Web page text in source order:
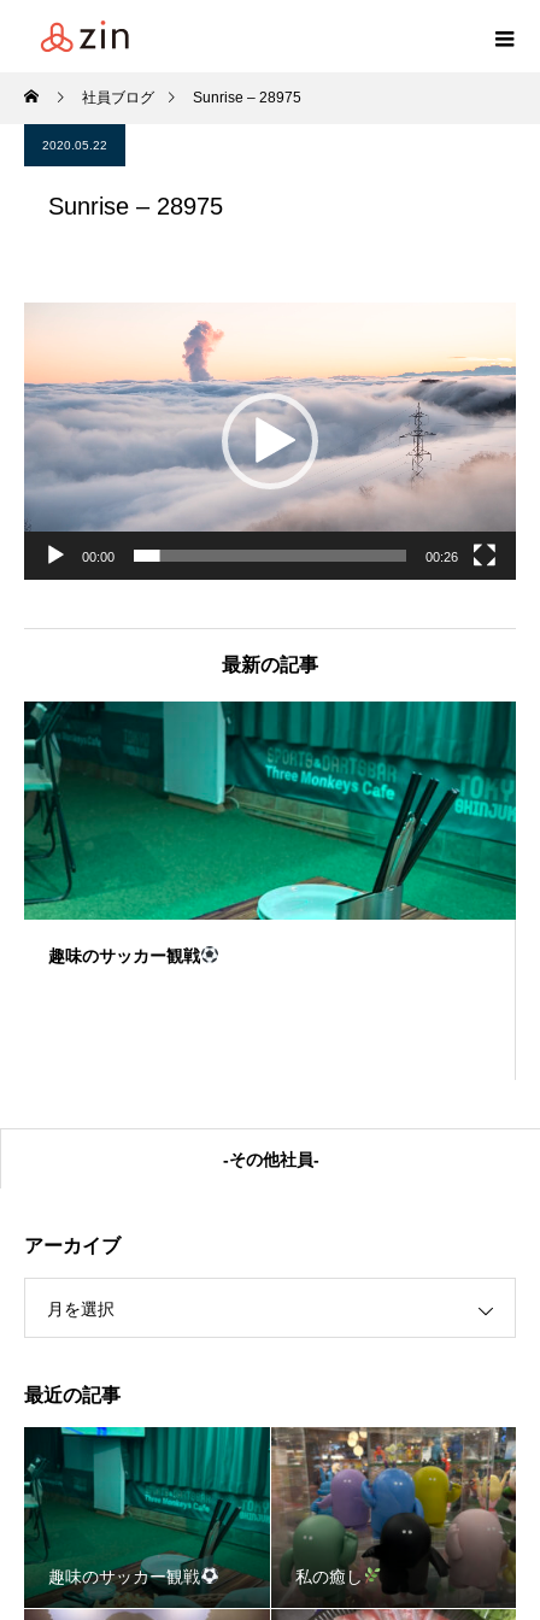
社員ブログ Sunrise – 28975
2020.05.22
Sunrise – 28975
ヤ
ー
00:00 00:26
最新の記事
趣味のサッカー観戦
私の癒し
-その他社員-
アーカイブ
月を選択
最近の記事
趣味のサッカー観戦 私の癒し